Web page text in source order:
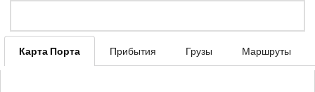
Карта Порта Прибытия Грузы Маршруты